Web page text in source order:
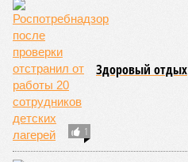
1
Здоровый отдых